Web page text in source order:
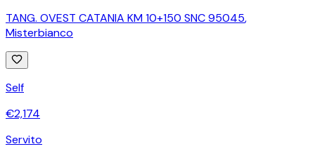
TANG. OVEST CATANIA KM 10+150 SNC 95045,
Misterbianco
Self
€2,174
Servito